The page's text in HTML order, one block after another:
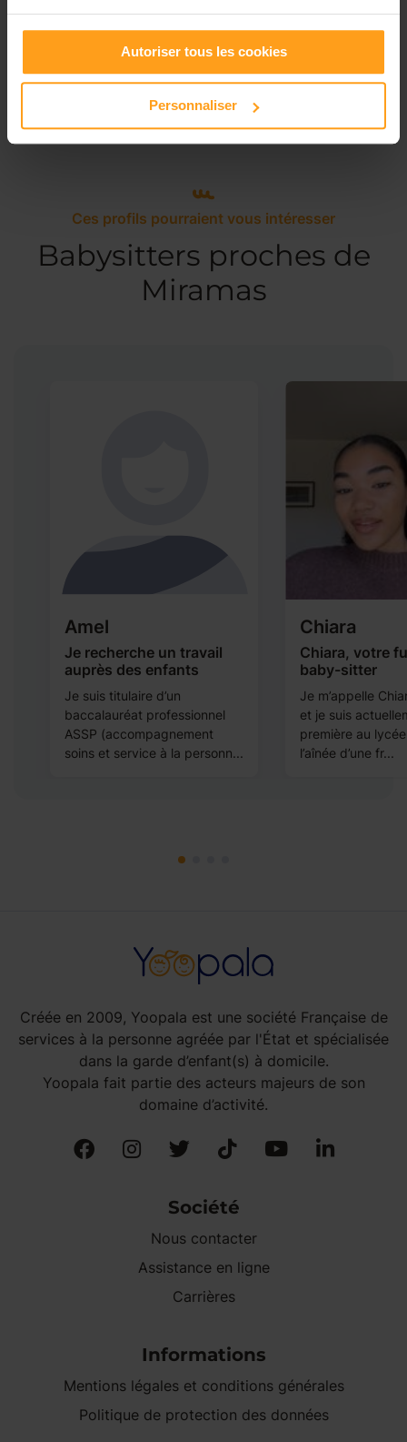
Autoriser tous les cookies
Personnaliser
Services proposés
Garde d’enfants Ménage
Ces profils pourraient vous intéresser
Babysitters proches de
Miramas
Amel
Je recherche un travail
auprès des enfants
Je suis titulaire d’un
baccalauréat professionnel
ASSP (accompagnement
soins et service à la personn...
Chiara
Chiara, votre
baby-sitter
Je m’appelle
et je suis
première au
l’aînée d’une fr...
Créée en 2009, Yoopala est une société Française de
services à la personne agréée par l'État et spécialisée
dans la garde d’enfant(s) à domicile.
Yoopala fait partie des acteurs majeurs de son
domaine d’activité.
Société
Nous contacter
Assistance en ligne
Carrières
Informations
Mentions légales et conditions générales
Politique de protection des données